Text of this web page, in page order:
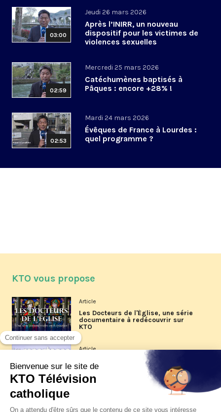
03:00
Jeudi 26 mars 2026
Après l’INIRR, un nouveau
dispositif pour les victimes de
violences sexuelles
02:59
Mercredi 25 mars 2026
Catéchumènes baptisés à
Pâques : encore +28% !
02:53
Mardi 24 mars 2026
Évêques de France à Lourdes :
quel programme ?
KTO vous propose
Article
Les Docteurs de l'Église, une série
documentaire à redécouvrir sur
KTO
Article
Les reportages d'été 2026 de KTO
La visite pastorale du pape Léon